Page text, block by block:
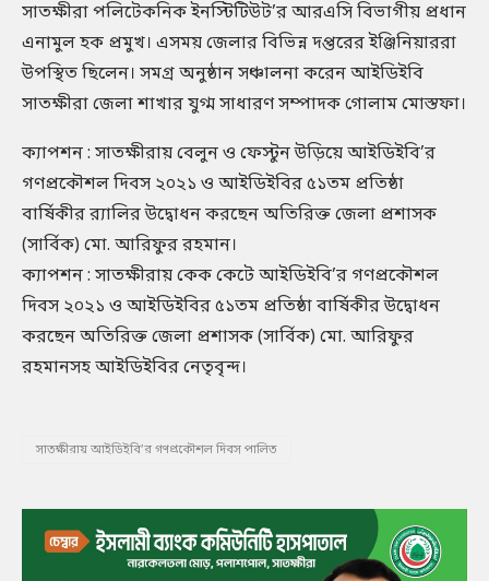
সাতক্ষীরা পলিটেকনিক ইনস্টিটিউট’র আরএসি বিভাগীয় প্রধান
এনামুল হক প্রমুখ। এসময় জেলার বিভিন্ন দপ্তরের ইঞ্জিনিয়াররা
উপস্থিত ছিলেন। সমগ্র অনুষ্ঠান সঞ্চালনা করেন আইডিইবি
সাতক্ষীরা জেলা শাখার যুগ্ম সাধারণ সম্পাদক গোলাম মোস্তফা।
ক্যাপশন : সাতক্ষীরায় বেলুন ও ফেস্টুন উড়িয়ে আইডিইবি’র
গণপ্রকৌশল দিবস ২০২১ ও আইডিইবির ৫১তম প্রতিষ্ঠা
বার্ষিকীর র‌্যালির উদ্বোধন করছেন অতিরিক্ত জেলা প্রশাসক
(সার্বিক) মো. আরিফুর রহমান।
ক্যাপশন : সাতক্ষীরায় কেক কেটে আইডিইবি’র গণপ্রকৌশল
দিবস ২০২১ ও আইডিইবির ৫১তম প্রতিষ্ঠা বার্ষিকীর উদ্বোধন
করছেন অতিরিক্ত জেলা প্রশাসক (সার্বিক) মো. আরিফুর
রহমানসহ আইডিইবির নেতৃবৃন্দ।
সাতক্ষীরায় আইডিইবি’র গণপ্রকৌশল দিবস পালিত